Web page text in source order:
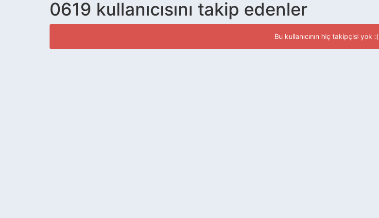
0619 kullanıcısını takip edenler
Bu kullanıcının hiç takipçisi yok :(